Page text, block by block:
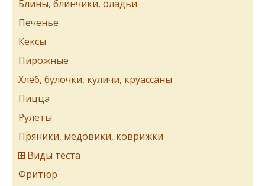
Блины, блинчики, оладьи
Печенье
Кексы
Пирожные
Хлеб, булочки, куличи, круассаны
Пицца
Рулеты
Пряники, медовики, коврижки
Виды теста
Фритюр